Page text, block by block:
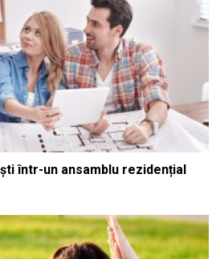
într-un ansamblu rezidențial